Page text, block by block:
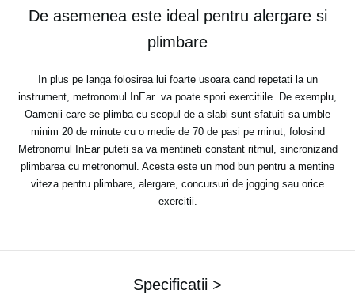
De asemenea este ideal pentru alergare si
plimbare
In plus pe langa folosirea lui foarte usoara cand repetati la un
instrument, metronomul InEar va poate spori exercitiile. De exemplu,
Oamenii care se plimba cu scopul de a slabi sunt sfatuiti sa umble
minim 20 de minute cu o medie de 70 de pasi pe minut, folosind
Metronomul InEar puteti sa va mentineti constant ritmul, sincronizand
plimbarea cu metronomul. Acesta este un mod bun pentru a mentine
viteza pentru plimbare, alergare, concursuri de jogging sau orice
exercitii.
Specificatii >